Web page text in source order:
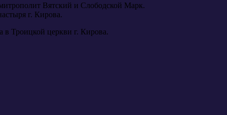
Вятский и Слободской Марк.
г. Кирова.
в Троицкой церкви г. Кирова.